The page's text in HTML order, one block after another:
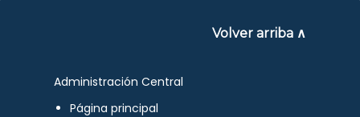
Volver arriba ∧
Administración Central
Página principal